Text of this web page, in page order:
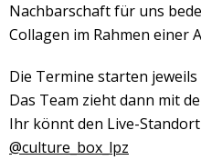
Nachbarschaft für uns
Collagen im Rahmen einer
Die Termine starten
Das Team zieht dann mit
Ihr könnt den Live-
@culture_box_lpz